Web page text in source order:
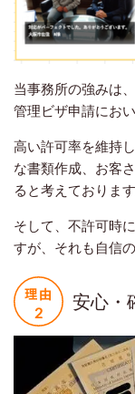
当事務所の強みは
管理ビザ申請にお
高い許可率を維持
な書類作成、お客
ると考えております
そして、不許可時
すが、それも自信
安心・